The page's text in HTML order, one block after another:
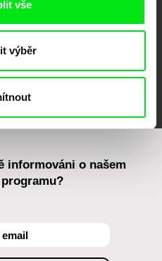
vše
výběr
Visions du Réel
informováni o našem